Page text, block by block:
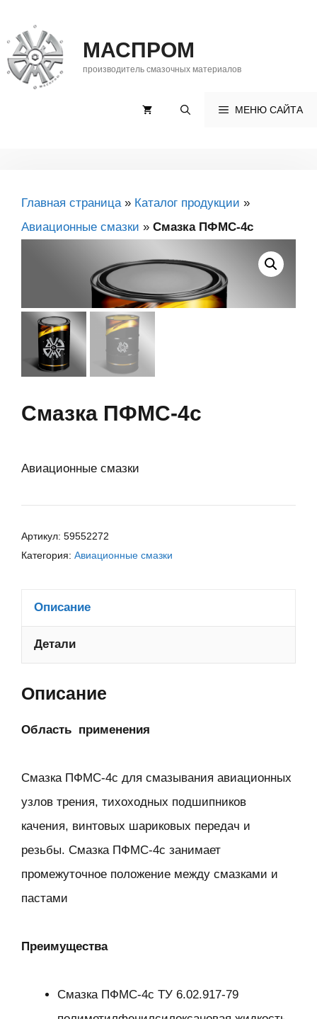
содержимому
МАСПРОМ
производитель смазочных материалов
МЕНЮ САЙТА
Главная страница» Каталог продукции »
Авиационные смазки » Смазка ПФМС-4с
Смазка ПФМС-4с
Авиационные смазки
Артикул: 59552272
Категория: Авиационные смазки
Описание
Детали
Описание
Область применения
Смазка ПФМС-4с для смазывания авиационных
узлов трения, тихоходных подшипников
качения, винтовых шариковых передач и
резьбы. Смазка ПФМС-4с занимает
промежуточное положение между смазками и
пастами
Преимущества
Смазка ПФМС-4с ТУ 6.02.917-79